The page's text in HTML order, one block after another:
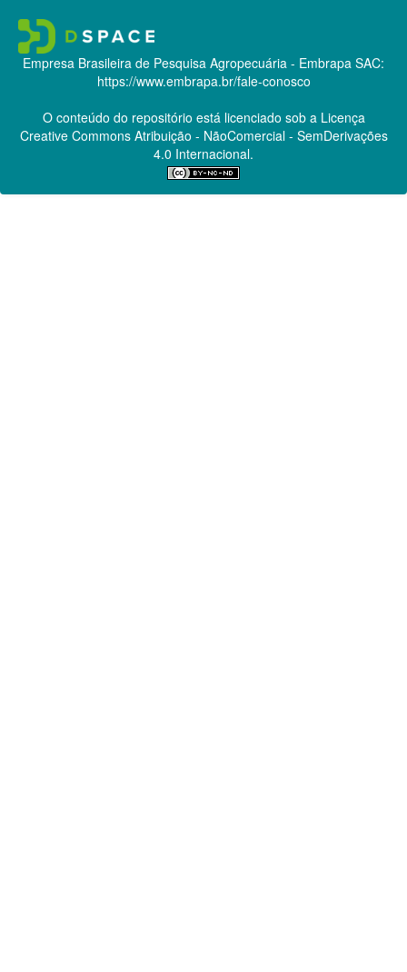
Empresa Brasileira de Pesquisa Agropecuária - Embrapa SAC:
https://www.embrapa.br/fale-conosco
O conteúdo do repositório está licenciado sob a Licença
Creative CommonsAtribuição - NãoComercial - SemDerivações
4.0 Internacional.